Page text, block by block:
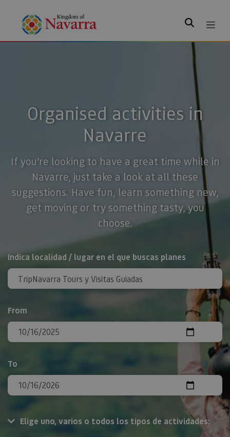
Search
Organised activities in
Navarre
If you’re looking to have a great time while in
Navarre, just take a look at all these
suggestions. Have fun, learn something new,
get moving or try something tasty, you
choose.
Search
Indica localidad / lugar en el que buscas planes
From
To
Elige uno, varios o todos los tipos de actividades: